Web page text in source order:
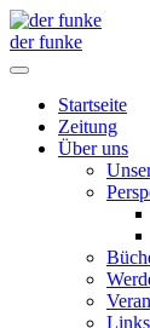
der funke
Startseite
Zeitung
Über uns
Links